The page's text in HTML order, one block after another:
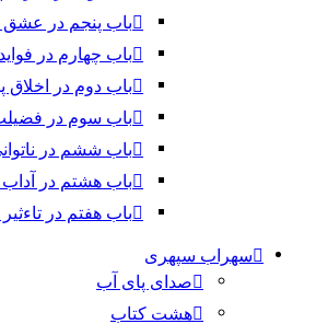
باب پنجم در عشق
باب چهارم در
باب دوم در اخلاق
باب سوم در
باب ششم در
باب هشتم در
باب هفتم در
سهراب سپهری
صدای پای آب
هشت کتاب